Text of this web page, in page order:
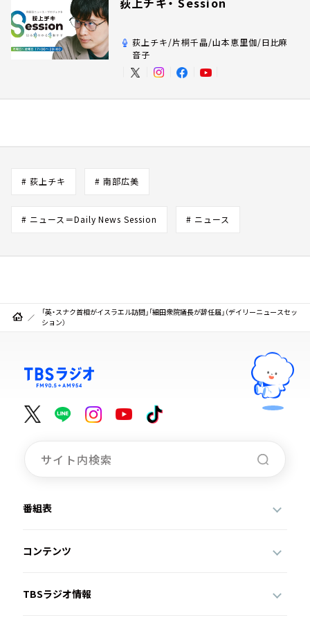
荻上チキ/片桐千晶/山本恵里伽/日比麻
音子
# 荻上チキ # 南部広美
# ニュース＝Daily News Session # ニュース
「英・スナク首相がイスラエル訪問」「細田衆院議長が辞任届」（デイリーニュースセッ
ション）
番組表
コンテンツ
TBSラジオ情報